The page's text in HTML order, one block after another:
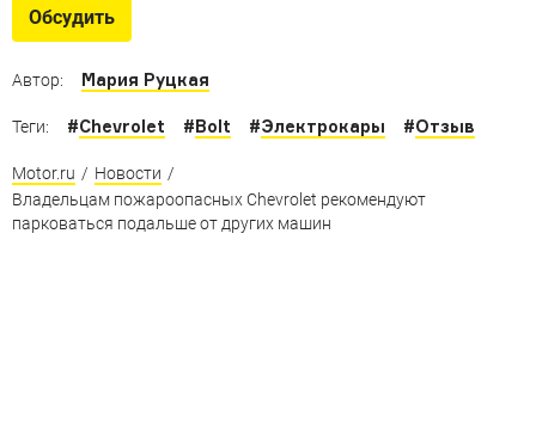
Что происходит с электромобилями после ДТП
Обсудить
Автор: Мария Руцкая
Теги: #Chevrolet #Bolt #Электрокары #Отзыв
Motor.ru / Новости /
Владельцам пожароопасных Chevrolet рекомендуют
парковаться подальше от других машин